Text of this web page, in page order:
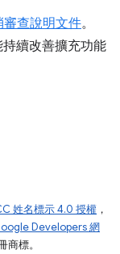
審查說明文件。
續改善擴充功能
姓名標示 4.0 授權 ，
Developers 網
標。